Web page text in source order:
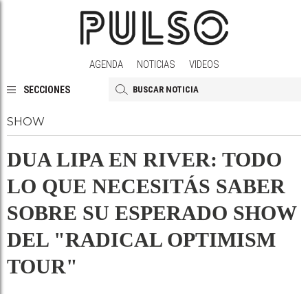
SECCIONES
AGENDA NOTICIAS VIDEOS
SHOW
DUA LIPA EN RIVER: TODO
LO QUE NECESITÁS SABER
SOBRE SU ESPERADO SHOW
DEL "RADICAL OPTIMISM
TOUR"